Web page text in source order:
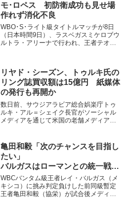
モ･ロペス 初防衛成功も見せ場
作れず消化不良
WBO･S･ライト級タイトルマッチが8日
（日本時間9日）、ラスベガスミケロブウ
ルトラ・アリーナで行われ、王者テオフ
防衛に成功した。ロペス（左）は終盤攻
めた 元ライト...
リヤド・シーズン、トゥルキ氏の
リング誌買収額は15億円 紙媒体
の発行も再開か
数日前、サウジアラビア総合娯楽庁トゥ
ルキ・アル＝シェイク長官がソーシャル
メディアを通じて米国の老舗メディア
円）だったことが判明した。前オーナー
のゴールデンボーイ・プ...
亀田和毅「次のチャンスを目指し
たい」
バルガスはローマンとの統一戦戦
希望
WBCバンタム級王者レイ・バルガス（メ
キシコ）に挑み判定負けした前同級暫定
王者亀田和毅（協栄）が試合後メディア